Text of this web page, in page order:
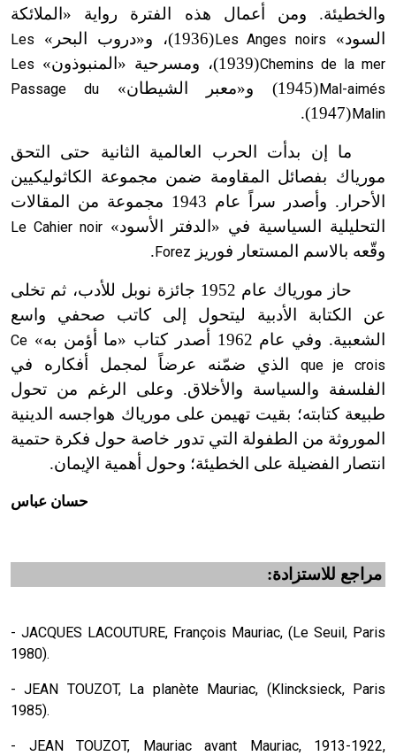
والخطيئة. ومن أعمال هذه الفترة رواية «الملائكة
السود»
Les Anges noirs(1936)، و«دروب البحر»
Les
Chemins de la mer(1939)، ومسرحية «المنبوذون»
Les
Mal-aimés (1945) و«معبر الشيطان»
Passage du
Malin
(1947).
ما إن بدأت الحرب العالمية الثانية حتى التحق
مورياك بفصائل المقاومة ضمن مجموعة الكاثوليكيين
الأحرار. وأصدر سراً عام 1943 مجموعة من المقالات
التحليلية السياسية في «الدفتر الأسود»Le Cahier noir
وقّعه بالاسم المستعار فوريز Forez
.
حاز مورياك عام 1952 جائزة نوبل للأدب، ثم تخلى
عن الكتابة الأدبية ليتحول إلى كاتب صحفي واسع
الشعبية. وفي عام 1962 أصدر كتاب «ما أؤمن به»
Ce
que je crois الذي ضمّنه عرضاً لمجمل أفكاره في
الفلسفة والسياسة والأخلاق. وعلى الرغم من تحول
طبيعة كتابته؛ بقيت تهيمن على مورياك هواجسه الدينية
الموروثة من الطفولة التي تدور خاصة حول فكرة حتمية
انتصار الفضيلة على الخطيئة؛ وحول أهمية الإيمان.
حسان عباس
مراجع للاستزادة:
- JACQUES LACOUTURE, François Mauriac, (Le Seuil, Paris
1980).
- JEAN TOUZOT, La planète Mauriac, (Klincksieck, Paris
1985).
- JEAN TOUZOT, Mauriac avant Mauriac, 1913-1922,